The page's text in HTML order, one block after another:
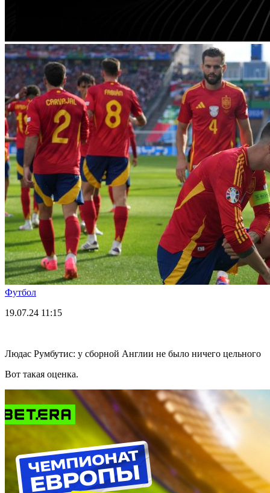
Футбол
19.07.24 11:15
Людас Румбутис: у сборной Англии не было ничего цельного
Вот такая оценка.